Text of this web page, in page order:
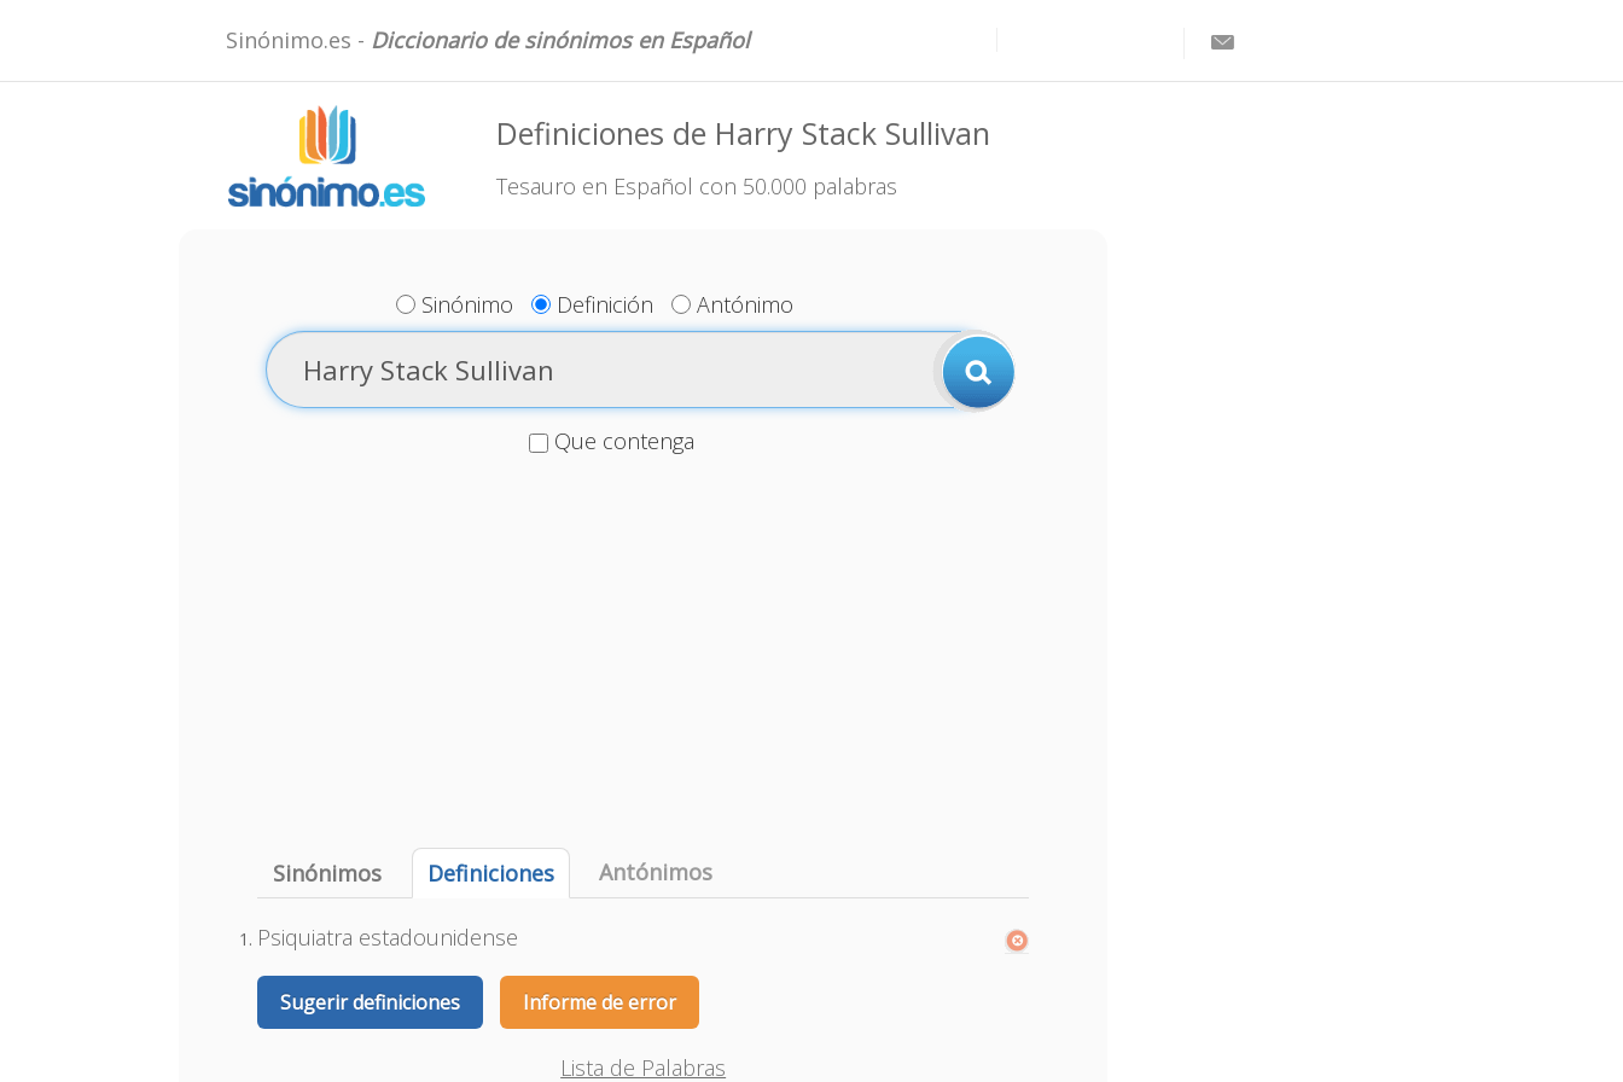
Sinónimo.es - Diccionario de sinónimos en Español
Definiciones de Harry Stack Sullivan
Tesauro en Español con 50.000 palabras
Sinónimo Definición Antónimo
Que contenga
Sinónimos Definiciones Antónimos
Psiquiatra estadounidense
Sugerir definiciones Informe de error
Lista de Palabras